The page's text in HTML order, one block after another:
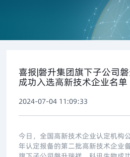
喜报|磐升集团旗下子公司
成功入选高新技术企业名单
2024-07-04 11:09:33
今日，全国高新技术企业认定机构
年认定报备的第二批高新技术企业